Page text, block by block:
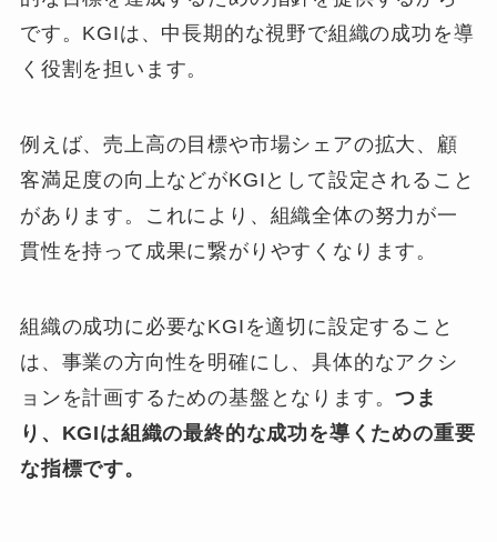
です。KGIは、中長期的な視野で組織の成功を導
く役割を担います。
例えば、売上高の目標や市場シェアの拡大、顧
客満足度の向上などがKGIとして設定されること
があります。これにより、組織全体の努力が一
貫性を持って成果に繋がりやすくなります。
組織の成功に必要なKGIを適切に設定すること
は、事業の方向性を明確にし、具体的なアクシ
ョンを計画するための基盤となります。つま
り、KGIは組織の最終的な成功を導くための重要
な指標です。